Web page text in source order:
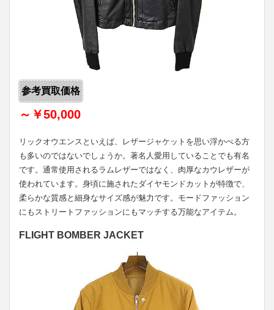
参考買取価格
～￥50,000
リックオウエンスといえば、レザージャケットを思い浮かべる方
も多いのではないでしょうか。著名人愛用していることでも有名
です。通常使用されるラムレザーではなく、肉厚なカウレザーが
使われています。身頃に施されたダイヤモンドカットが特徴で、
柔らかな質感と細身なサイズ感が魅力です。モードファッション
にもストリートファッションにもマッチする万能なアイテム。
FLIGHT BOMBER JACKET